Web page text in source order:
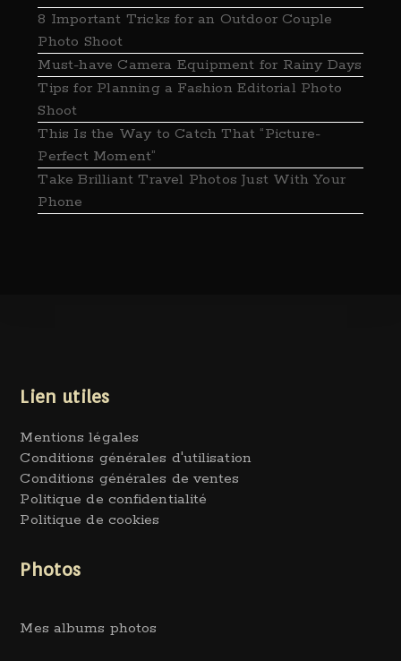
8 Important Tricks for an Outdoor Couple
Photo Shoot
Must-have Camera Equipment for Rainy Days
Tips for Planning a Fashion Editorial Photo
Shoot
This Is the Way to Catch That “Picture-
Perfect Moment”
Take ​Brilliant Travel Photos Just With Your
Phone
Lien utiles
Mentions légales
Conditions générales d'utilisation
Conditions générales de ventes
Politique de confidentialité
Politique de cookies
Photos
Mes albums photos